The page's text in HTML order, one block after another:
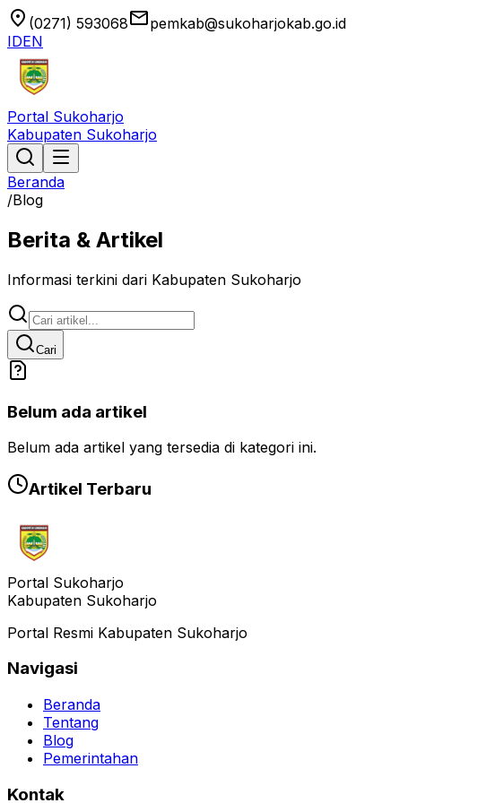
location_on (0271) 593068emailpemkab@sukoharjokab.go.id
IDEN
Portal Sukoharjo
Kabupaten Sukoharjo
Beranda
/Blog
Berita & Artikel
Informasi terkini dari Kabupaten Sukoharjo
Cari
Belum ada artikel
Belum ada artikel yang tersedia di kategori ini.
Artikel Terbaru
Portal Sukoharjo
Kabupaten Sukoharjo
Portal Resmi Kabupaten Sukoharjo
Navigasi
Beranda
Tentang
Blog
Pemerintahan
Kontak